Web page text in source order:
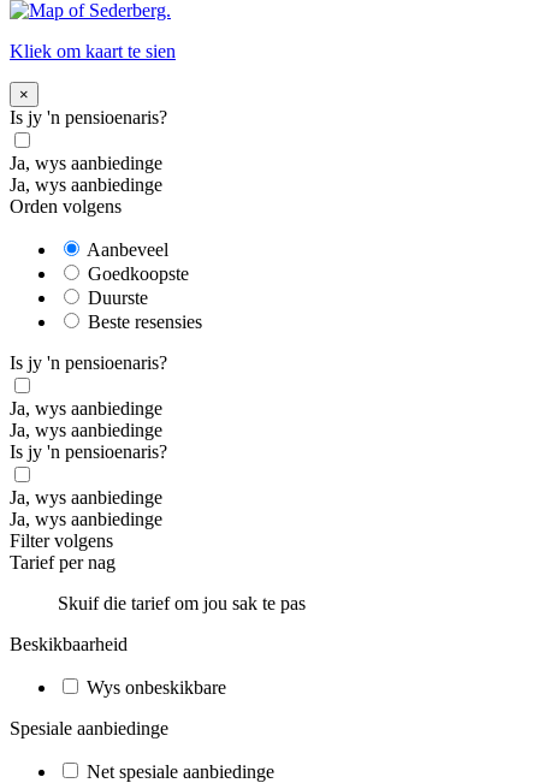
Kliek om kaart te sien
×
Is jy 'n pensioenaris?
Ja, wys aanbiedinge
Ja, wys aanbiedinge
Orden volgens
Aanbeveel
Goedkoopste
Duurste
Beste resensies
Is jy 'n pensioenaris?
Ja, wys aanbiedinge
Ja, wys aanbiedinge
Is jy 'n pensioenaris?
Ja, wys aanbiedinge
Ja, wys aanbiedinge
Filter volgens
Tarief per nag
Skuif die tarief om jou sak te pas
Beskikbaarheid
Wys onbeskikbare
Spesiale aanbiedinge
Net spesiale aanbiedinge